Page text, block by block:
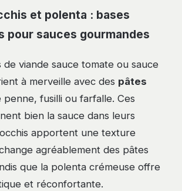
et polenta : bases
pour sauces gourmandes
viande sauce tomate ou sauce
à merveille avec des pâtes
penne, fusilli ou farfalle. Ces
bien la sauce dans leurs
apportent une texture
agréablement des pâtes
que la polenta crémeuse offre
et réconfortante.